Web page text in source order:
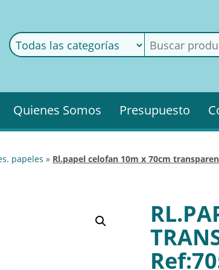
Quienes Somos Presupuesto
papeles » rl.papel celofan 10m x 70cm